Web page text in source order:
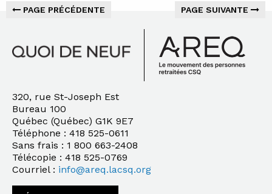
PAGE PRÉCÉDENTE PAGE SUIVANTE
320, rue St-Joseph Est
Bureau 100
Québec (Québec) G1K 9E7
Téléphone : 418 525-0611
Sans frais : 1 800 663-2408
Télécopie : 418 525-0769
Courriel : info@areq.lacsq.org